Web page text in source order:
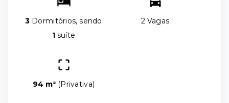
3 Dormitórios, sendo
1 suíte
2 Vagas
94 m² (Privativa)